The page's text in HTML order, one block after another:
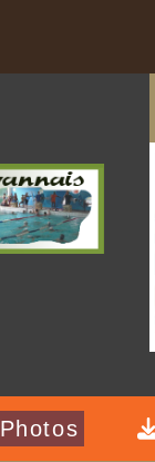
Photos